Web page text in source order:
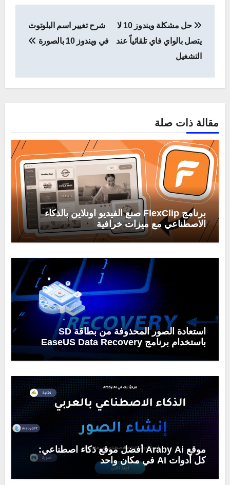
المقالات
حل مشكلة ويندوز 10 لا
يتصل بالواي فاي تلقائياً عند
التشغيل
شرح تغيير اسم البلوتوث
في ويندوز 10 بالصورة
مقالة ذات صلة
برنامج FlexClip صنع الفيديو اونلاين بالذكاء
الاصطناعي مع ميزات خرافية
استعادة الصور المحذوفة من بطاقة SD
باستخدام برنامج EaseUS Data Recovery
موقع Araby Ai أفضل موقع ذكاء اصطناعي:
كل أدوات Ai في مكان واحد